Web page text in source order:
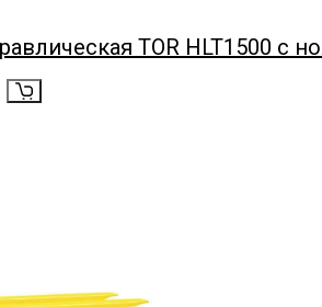
TOR HLT1500 с